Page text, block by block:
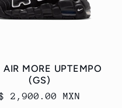
AIR MORE UPTEMPO
(GS)
2,900.00 MXN